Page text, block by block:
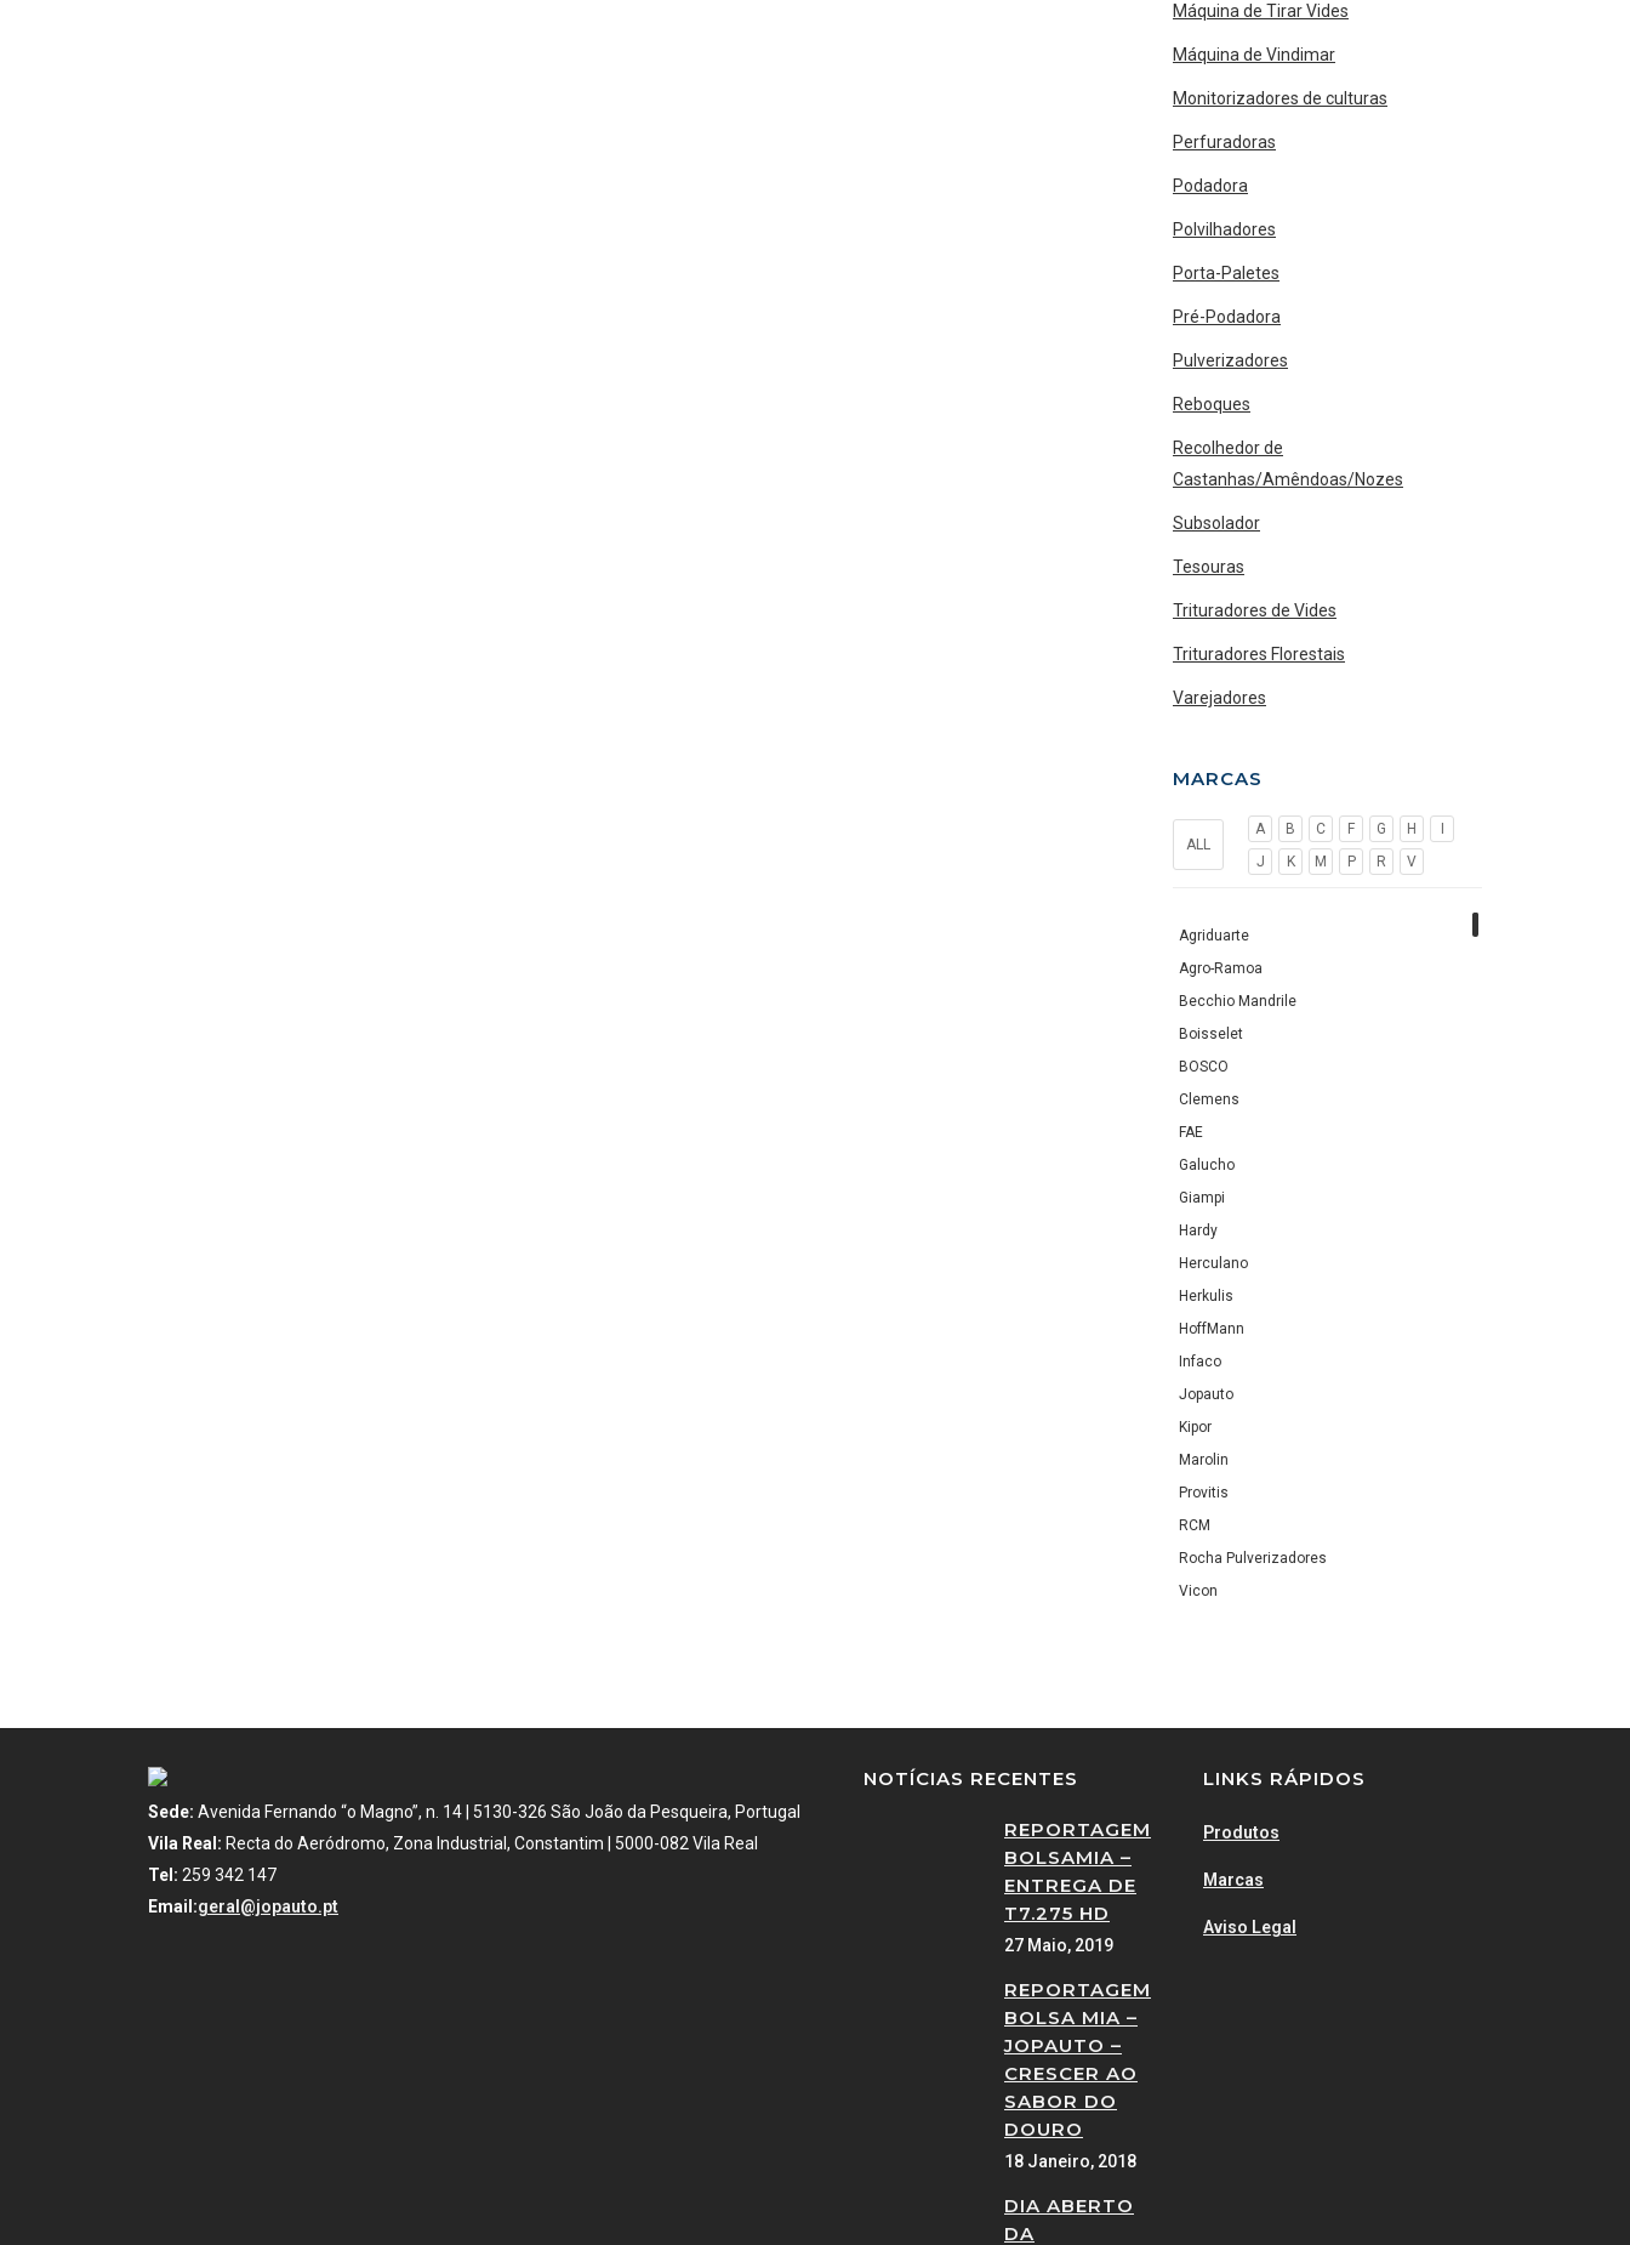
Máquina de Tirar Vides
Máquina de Vindimar
Monitorizadores de culturas
Perfuradoras
Podadora
Polvilhadores
Porta-Paletes
Pré-Podadora
Pulverizadores
Reboques
Recolhedor de
Castanhas/Amêndoas/Nozes
Subsolador
Tesouras
Trituradores de Vides
Trituradores Florestais
Varejadores
MARCAS
ALL
A B C F G H
J
K M P R V
Agriduarte
Agro-Ramoa
Becchio Mandrile
Boisselet
BOSCO
Clemens
FAE
Galucho
Giampi
Hardy
Herculano
Herkulis
HoffMann
Infaco
Jopauto
Kipor
Marolin
Provitis
RCM
Rocha Pulverizadores
Vicon
Sede: Avenida Fernando “o Magno”, n. 14 | 5130-326 São João da Pesqueira, Portugal
Vila Real: Recta do Aeródromo, Zona Industrial, Constantim | 5000-082 Vila Real
Tel: 259 342 147
Email:geral@jopauto.pt
NOTÍCIAS RECENTES
REPORTAGEM
BOLSAMIA –
ENTREGA DE
T7.275 HD
27 Maio, 2019
REPORTAGEM
BOLSA MIA –
JOPAUTO –
CRESCER AO
SABOR DO
DOURO
18 Janeiro, 2018
DIA ABERTO
DA
LINKS RÁPIDOS
Produtos
Marcas
Aviso Legal